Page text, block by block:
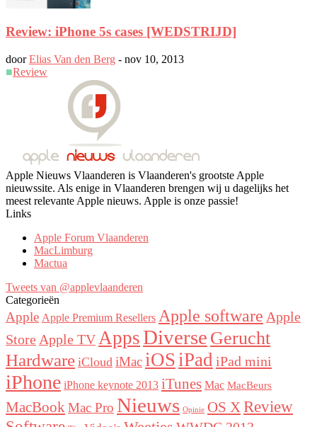
Review: iPhone 5s cases [WEDSTRIJD]
doorElias Van den Berg - nov 10, 2013
■Review
Apple Nieuws Vlaanderen is Vlaanderen's grootste Apple
nieuwssite. Als enige in Vlaanderen brengen wij u dagelijks het
meest relevante Apple nieuws. Apple is onze passie!
Links
Apple Forum Vlaanderen
MacLimburg
Mactua
Tweets van @applevlaanderen
Categorieën
Apple Apple Premium Resellers Apple software Apple
Store Apple TVApps Diverse Gerucht
Hardware iCloud iMaciOSiPad iPad mini
iPhone iPhone keynote 2013 iTunes Mac MacBeurs
MacBookMac Pro Nieuws Opinie OS XReview